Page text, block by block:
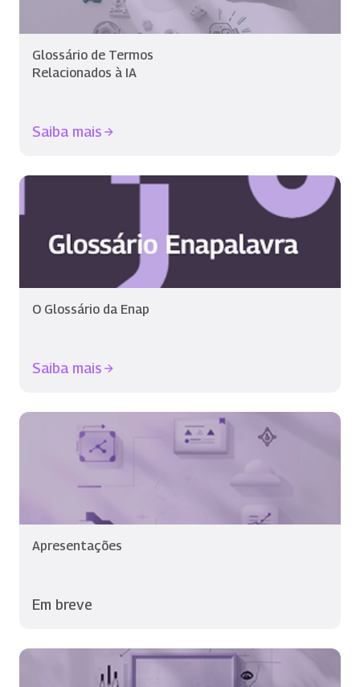
Glossário de Termos
Relacionados à IA
Saiba mais
O Glossário da Enap
Saiba mais
Apresentações
Em breve